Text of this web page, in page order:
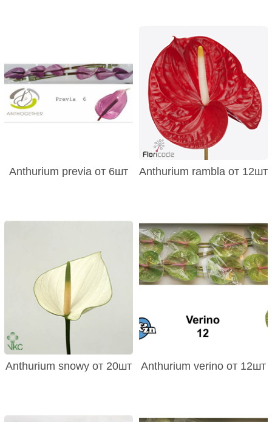
Anthurium previa от 6шт Anthurium rambla от 12шт
Anthurium snowy от 20шт Anthurium verino от 12шт